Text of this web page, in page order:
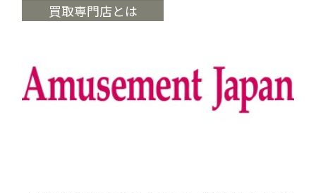
買取専門店とは